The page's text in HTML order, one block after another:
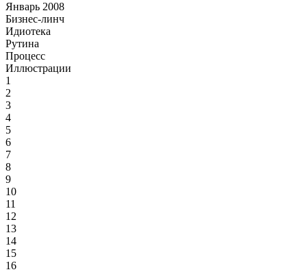
Январь 2008
Бизнес-линч
Идиотека
Рутина
Процесс
Иллюстрации
1
2
3
4
5
6
7
8
9
10
11
12
13
14
15
16